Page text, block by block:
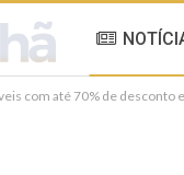
com até 70% de desconto